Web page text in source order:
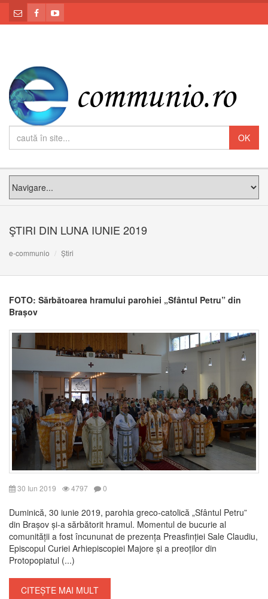
ŞTIRI DIN LUNA IUNIE 2019
e-communio Știri
FOTO: Sărbătoarea hramului parohiei „Sfântul Petru” din
Brașov
30 Iun 2019 4797 0
Duminică, 30 iunie 2019, parohia greco-catolică „Sfântul Petru”
din Brașov și-a sărbătorit hramul. Momentul de bucurie al
comunității a fost încununat de prezența Preasfinției Sale Claudiu,
Episcopul Curiei Arhiepiscopiei Majore și a preoților din
Protopopiatul (...)
CITEȘTE MAI MULT